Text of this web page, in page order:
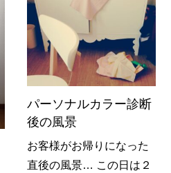
パーソナルカラー診断
後の風景
お客様がお帰りになった
直後の風景… この日は２